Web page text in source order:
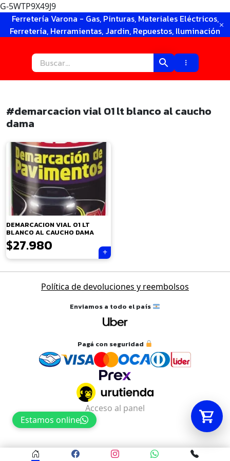
G-5WTP9X49J9
Ferretería Varona - Gas, Pinturas, Materiales Eléctricos,
Ferretería, Herramientas, Jardin, Repuestos, Iluminación
#demarcacion vial 01 lt blanco al caucho
dama
DEMARCACION VIAL 01 LT
BLANCO AL CAUCHO DAMA
$27.980
Política de devoluciones y reembolsos
Enviamos a todo el país
Pagá con seguridad
Estamos online
Acceso al panel
Tu carrito está vacío.
automáticamente.